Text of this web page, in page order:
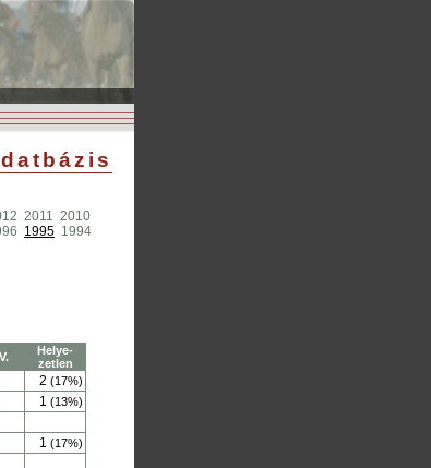
2011 2010
1995 1994
Helye-
zetlen
2 (17%)
1 (13%)
1 (17%)